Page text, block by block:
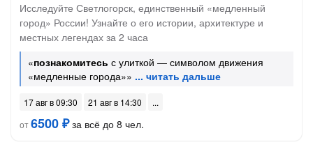
Исследуйте Светлогорск, единственный «медленный
город» России! Узнайте о его истории, архитектуре и
местных легендах за 2 часа
«познакомитесь с улиткой — символом движения
«медленные города»»
17 авг в 09:30
21 авг в 14:30
от6500 ₽за всё до 8 чел.